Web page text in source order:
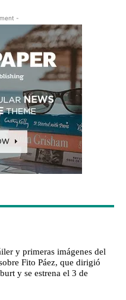
-
y primeras imágenes del
Fito Páez, que dirigió
y se estrena el 3 de